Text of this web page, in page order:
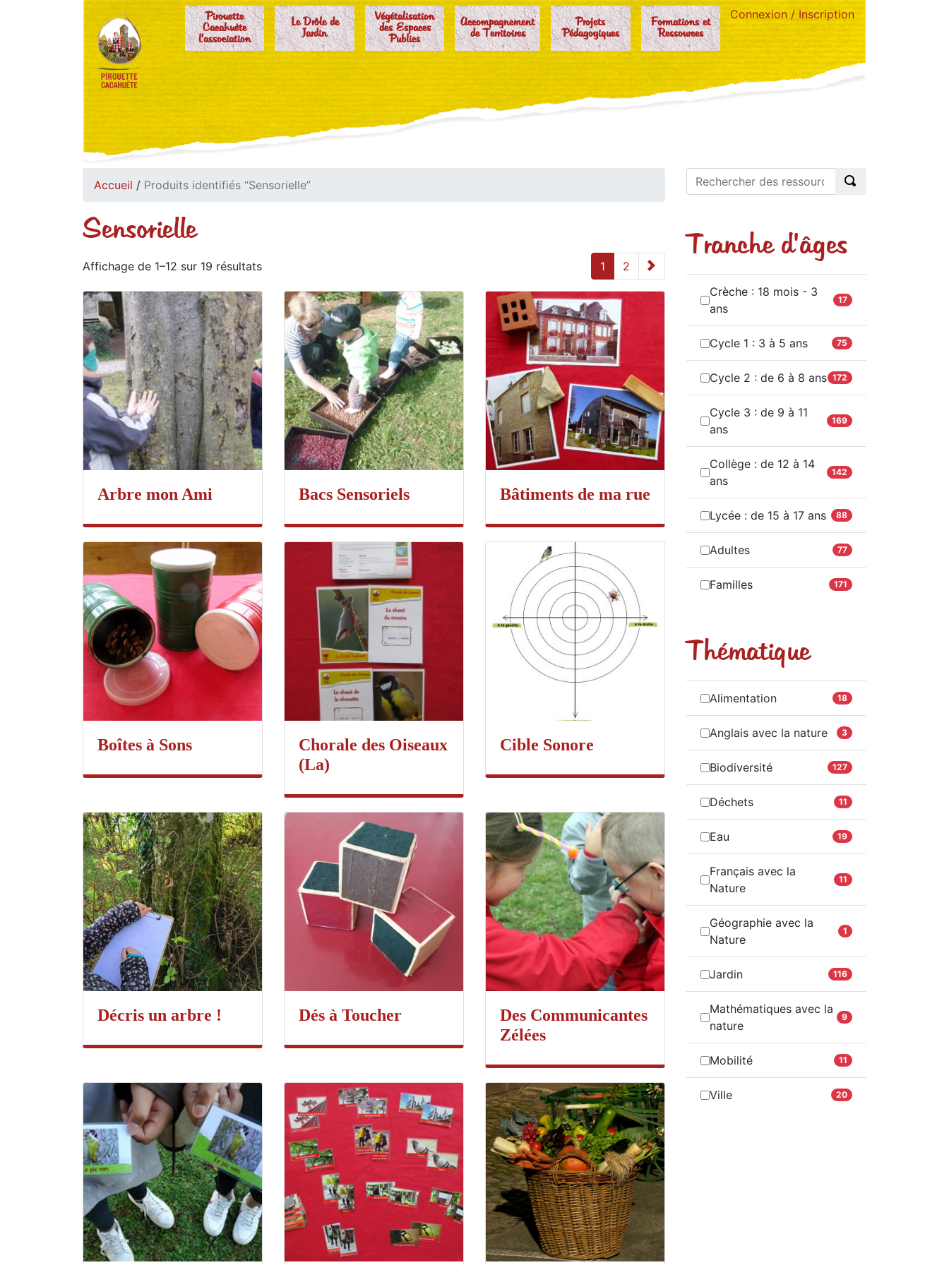
Pirouette
Cacahuète
l'association
Le Drôle de
Jardin
Végétalisation
des Espaces
Publics
Accompagnement
de Territoires
Projets
Pédagogiques
Formations et
Ressources
Connexion / Inscription
Accueil / Produits identifiés “Sensorielle”
Sensorielle
Affichage de 1–12 sur 19 résultats 1 2
Arbre mon Ami Bacs Sensoriels Bâtiments de ma rue
Boîtes à Sons
Chorale des Oiseaux
(La)
Cible Sonore
Décris un arbre ! Dés à Toucher
Des Communicantes
Zélées
Tranche d'âges
Crèche : 18 mois - 3
ans
17
Cycle 1 : 3 à 5 ans 75
Cycle 2 : de 6 à 8 ans 172
Cycle 3 : de 9 à 11
ans
169
Collège : de 12 à 14
ans
142
Lycée : de 15 à 17 ans 88
Adultes 77
Familles 171
Thématique
Alimentation 18
Anglais avec la nature 3
Biodiversité 127
Déchets 11
Eau 19
Français avec la
Nature
11
Géographie avec la
Nature
1
Jardin 116
Mathématiques avec la
nature
9
Mobilité 11
Ville 20